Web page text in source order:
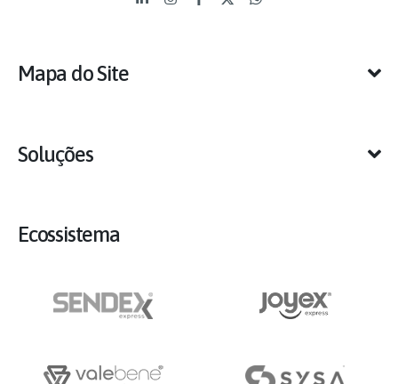
Mapa do Site
Soluções
Ecossistema